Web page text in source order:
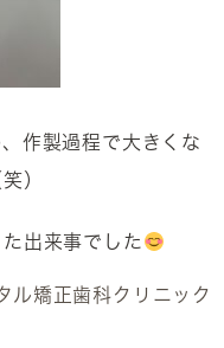
作製過程で大きくな
）
出来事でした
ル矯正歯科クリニック